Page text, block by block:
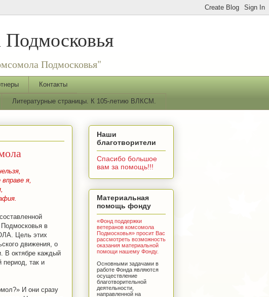
Подмосковья"
Контакты
Литературные страницы. К 105-летию ВЛКСМ.
я,
в
Цель этих
движения, о
В октябре каждый
так и
И они сразу
Наши
благотворители
Спасибо большое
вам за помощь!!!
Материальная
помощь фонду
«Фонд поддержки
ветеранов комсомола
Подмосковья» просит Вас
рассмотреть возможность
оказания материальной
помощи нашему Фонду.
Основными задачами в
работе Фонда являются
осуществление
благотворительной
деятельности,
направленной на